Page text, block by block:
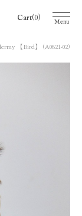
Cart(0) Menu
【Bird】 (A0821-02)